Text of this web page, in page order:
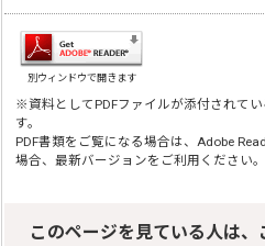
別ウィンドウで開きます
※資料としてPDFファイルが添付されて
す。
PDF書類をご覧になる場合は、Adobe
場合、最新バージョンをご利用ください。
このページを見ている人は